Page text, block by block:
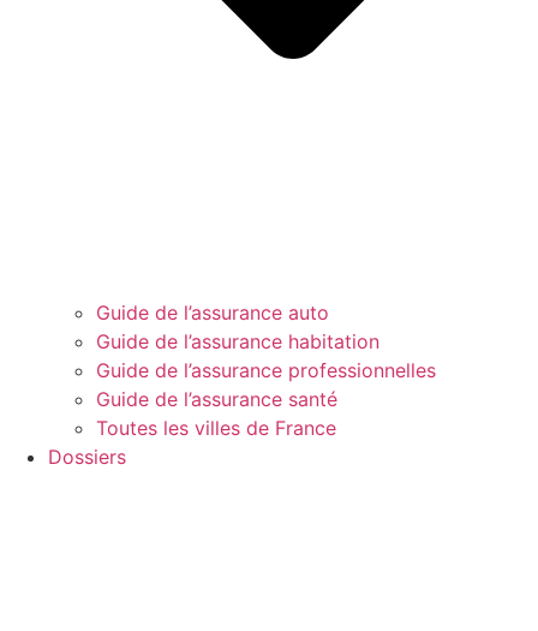
Guide de l’assurance auto
Guide de l’assurance habitation
Guide de l’assurance professionnelles
Guide de l’assurance santé
Toutes les villes de France
Dossiers